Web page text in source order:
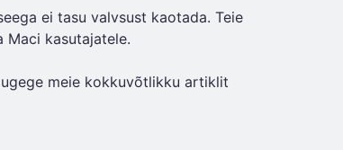
ei tasu valvsust kaotada. Teie
kasutajatele.
meie kokkuvõtlikku artiklit